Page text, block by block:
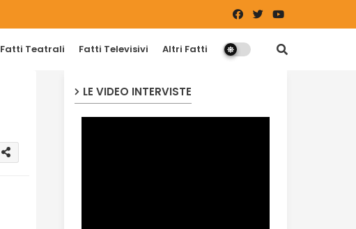
Fatti Teatrali Fatti Televisivi Altri Fatti
LE VIDEO INTERVISTE